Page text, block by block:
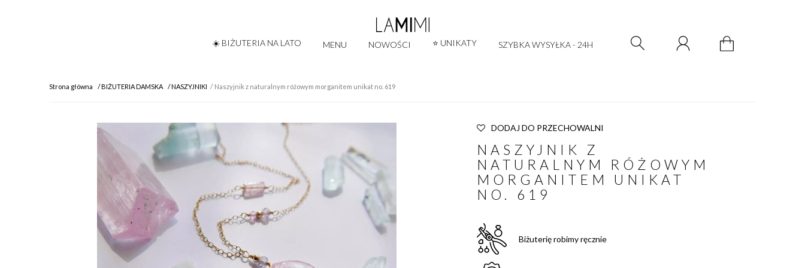
☀️ BIŻUTERIA NA LATO MENU NOWOŚCI ⭐ UNIKATY SZYBKA WYSYŁKA - 24H
Strona główna BIŻUTERIA DAMSKA NASZYJNIKI Naszyjnik z naturalnym różowym morganitem unikat no. 619
DODAJ DO PRZECHOWALNI
NASZYJNIK Z
NATURALNYM RÓŻOWYM
MORGANITEM UNIKAT
NO. 619
Biżuterię robimy ręcznie